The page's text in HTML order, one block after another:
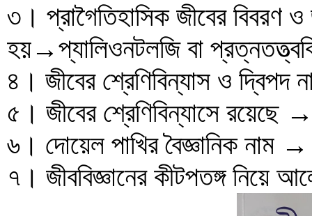
৩। প্রাগৈতিহাসিক জীবের বিবরণ
হয়→প্যালিওনটলজি বা
৪। জীবের শ্রেণিবিন্যাস ও
৫। জীবের শ্রেণিবিন্যাসে রয়েছে
৬। দোয়েল পাখির বৈজ্ঞানিক
৭। জীববিজ্ঞানের কীটপতঙ্গ নিয়ে